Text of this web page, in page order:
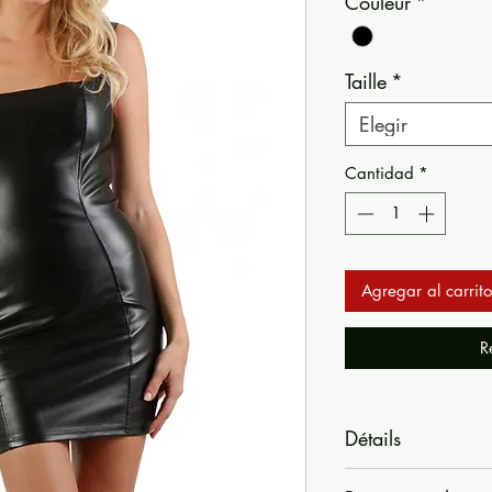
Taille *
Elegir
Cantidad *
Agregar al carrito
Détails